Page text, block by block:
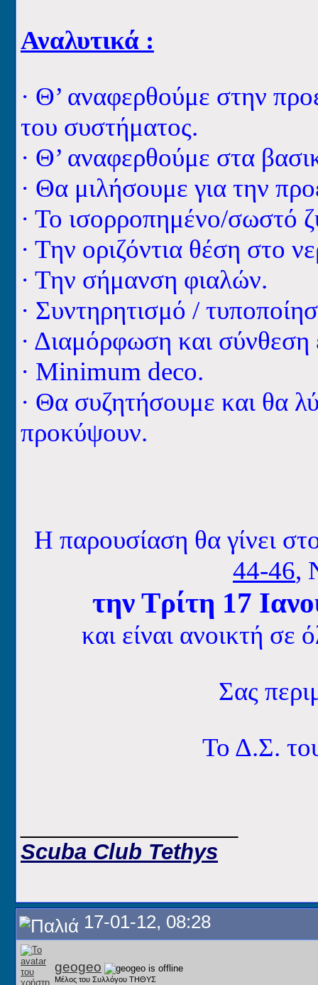
Αναλυτικά :
· Θ’ αναφερθούμε στην
του συστήματος.
· Θ’ αναφερθούμε στα
· Θα μιλήσουμε για την
· Το ισορροπημένο/σωστό
· Την οριζόντια θέση στο
· Την σήμανση φιαλών.
· Συντηρητισμό /
· Διαμόρφωση και σύνθεση
· Minimum deco.
· Θα συζητήσουμε και θα
προκύψουν.
Η παρουσίαση θα γίνει
44-46,
την Τρίτη 17
και είναι ανοικτή σε
Σας
Το Δ.Σ.
Scuba Club Tethys
17-01-12, 08:28
geogeo
Μέλος του Συλλόγου ΤΗΘΥΣ